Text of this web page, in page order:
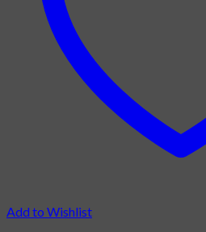
Add to Wishlist